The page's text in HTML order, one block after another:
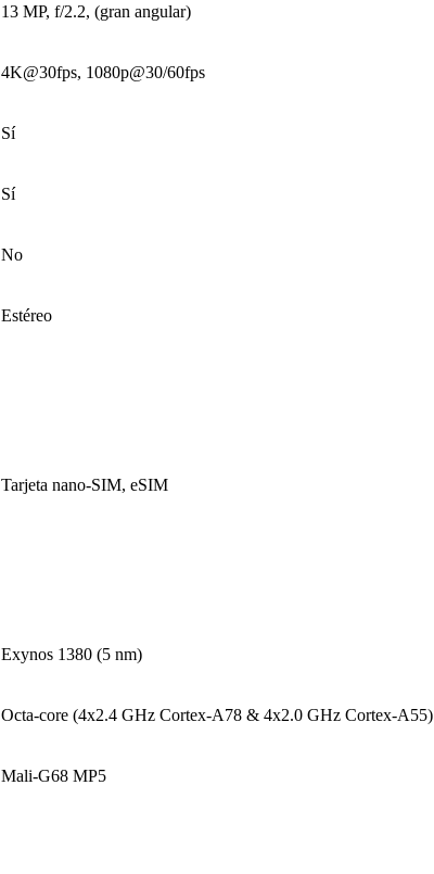
13 MP, f/2.2, (gran angular)
4K@30fps, 1080p@30/60fps
Sí
Sí
No
Estéreo
Tarjeta nano-SIM, eSIM
Exynos 1380 (5 nm)
Octa-core (4x2.4 GHz Cortex-A78 & 4x2.0 GHz Cortex-A55)
Mali-G68 MP5